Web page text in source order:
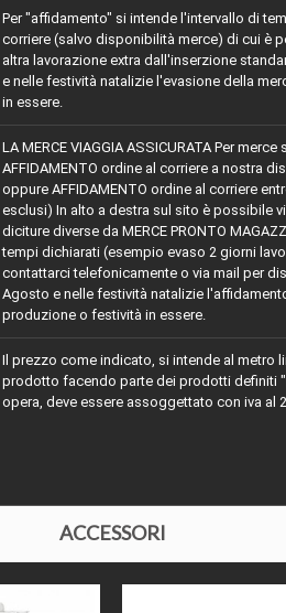
Per "affidamento" si intende l'intervallo di
corriere (salvo disponibilità merce) di cui è
altra lavorazione extra dall'inserzione
e nelle festività natalizie l'evasione della
in essere.
LA MERCE VIAGGIA ASSICURATA Per
AFFIDAMENTO ordine al corriere a nostra
oppure AFFIDAMENTO ordine al corriere
esclusi) In alto a destra sul sito è possibile
diciture diverse da MERCE PRONTO
tempi dichiarati (esempio evaso 2 giorni
contattarci telefonicamente o via mail per
Agosto e nelle festività natalizie
produzione o festività in essere.
Il prezzo come indicato, si intende al metro
prodotto facendo parte dei prodotti definiti
opera, deve essere assoggettato con iva al
Ayous
Legno massello
ACCESSORI